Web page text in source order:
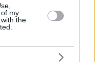
my
the
7